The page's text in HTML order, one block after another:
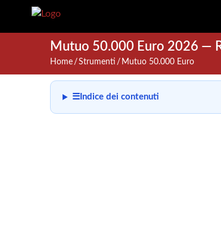
Mutuo 50.000 Euro 2026 —
Home Strumenti Mutuo 50.000 Euro
☰ Indice dei contenuti